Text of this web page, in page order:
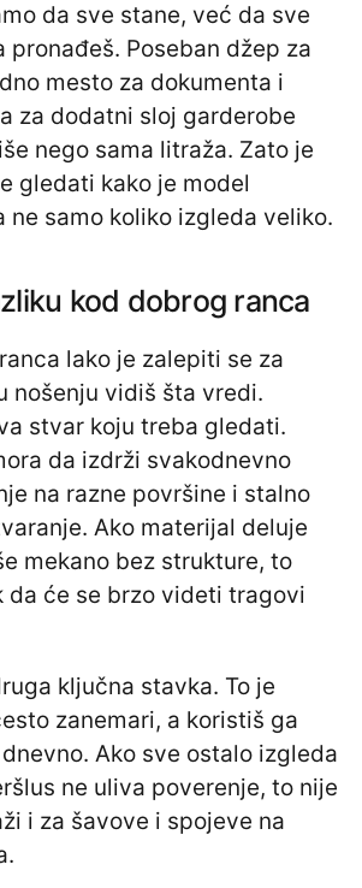
da sve stane, već da sve
pronađeš. Poseban džep za
mesto za dokumenta i
za dodatni sloj garderobe
nego sama litraža. Zato je
gledati kako je model
ne samo koliko izgleda veliko.
kod dobrog ranca
lako je zalepiti se za
nošenju vidiš šta vredi.
stvar koju treba gledati.
da izdrži svakodnevno
na razne površine i stalno
Ako materijal deluje
mekano bez strukture, to
da će se brzo videti tragovi
ključna stavka. To je
zanemari, a koristiš ga
Ako sve ostalo izgleda
ne uliva poverenje, to nije
i za šavove i spojeve na